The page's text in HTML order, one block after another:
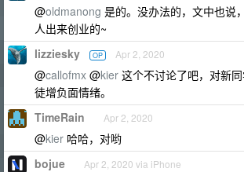
@oldmanong 是的。没办法的，文中也说
人出来创业的~
lizziesky OP Apr 2, 2020
@callofmx @kier 这个不讨论了吧，对新
徒增负面情绪。
TimeRain Apr 2, 2020
@kier 哈哈，对哟
bojue Apr 2, 2020 via iPhone